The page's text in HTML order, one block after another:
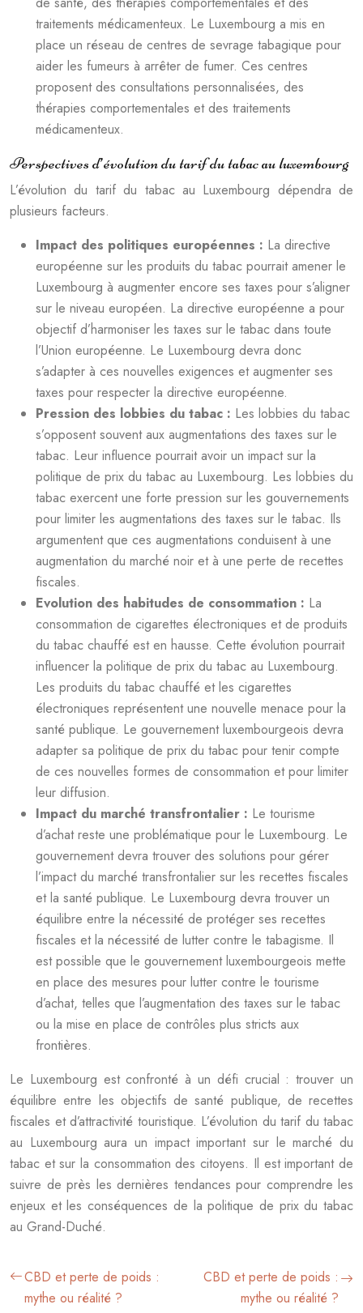
traitements médicamenteux. Le Luxembourg a mis en
place un réseau de centres de sevrage tabagique pour
aider les fumeurs à arrêter de fumer. Ces centres
proposent des consultations personnalisées, des
thérapies comportementales et des traitements
médicamenteux.
Perspectives d’évolution du tarif du tabac au luxembourg
L’évolution du tarif du tabac au Luxembourg dépendra de
plusieurs facteurs.
Impact des politiques européennes : La directive
européenne sur les produits du tabac pourrait amener le
Luxembourg à augmenter encore ses taxes pour s’aligner
sur le niveau européen. La directive européenne a pour
objectif d’harmoniser les taxes sur le tabac dans toute
l’Union européenne. Le Luxembourg devra donc
s’adapter à ces nouvelles exigences et augmenter ses
taxes pour respecter la directive européenne.
Pression des lobbies du tabac : Les lobbies du tabac
s’opposent souvent aux augmentations des taxes sur le
tabac. Leur influence pourrait avoir un impact sur la
politique de prix du tabac au Luxembourg. Les lobbies du
tabac exercent une forte pression sur les gouvernements
pour limiter les augmentations des taxes sur le tabac. Ils
argumentent que ces augmentations conduisent à une
augmentation du marché noir et à une perte de recettes
fiscales.
Evolution des habitudes de consommation : La
consommation de cigarettes électroniques et de produits
du tabac chauffé est en hausse. Cette évolution pourrait
influencer la politique de prix du tabac au Luxembourg.
Les produits du tabac chauffé et les cigarettes
électroniques représentent une nouvelle menace pour la
santé publique. Le gouvernement luxembourgeois devra
adapter sa politique de prix du tabac pour tenir compte
de ces nouvelles formes de consommation et pour limiter
leur diffusion.
Impact du marché transfrontalier : Le tourisme
d’achat reste une problématique pour le Luxembourg. Le
gouvernement devra trouver des solutions pour gérer
l’impact du marché transfrontalier sur les recettes fiscales
et la santé publique. Le Luxembourg devra trouver un
équilibre entre la nécessité de protéger ses recettes
fiscales et la nécessité de lutter contre le tabagisme. Il
est possible que le gouvernement luxembourgeois mette
en place des mesures pour lutter contre le tourisme
d’achat, telles que l’augmentation des taxes sur le tabac
ou la mise en place de contrôles plus stricts aux
frontières.
Le Luxembourg est confronté à un défi crucial : trouver un
équilibre entre les objectifs de santé publique, de recettes
fiscales et d’attractivité touristique. L’évolution du tarif du tabac
au Luxembourg aura un impact important sur le marché du
tabac et sur la consommation des citoyens. Il est important de
suivre de près les dernières tendances pour comprendre les
enjeux et les conséquences de la politique de prix du tabac
au Grand-Duché.
CBD et perte de poids :
mythe ou réalité ?
CBD et perte de poids :
mythe ou réalité ?